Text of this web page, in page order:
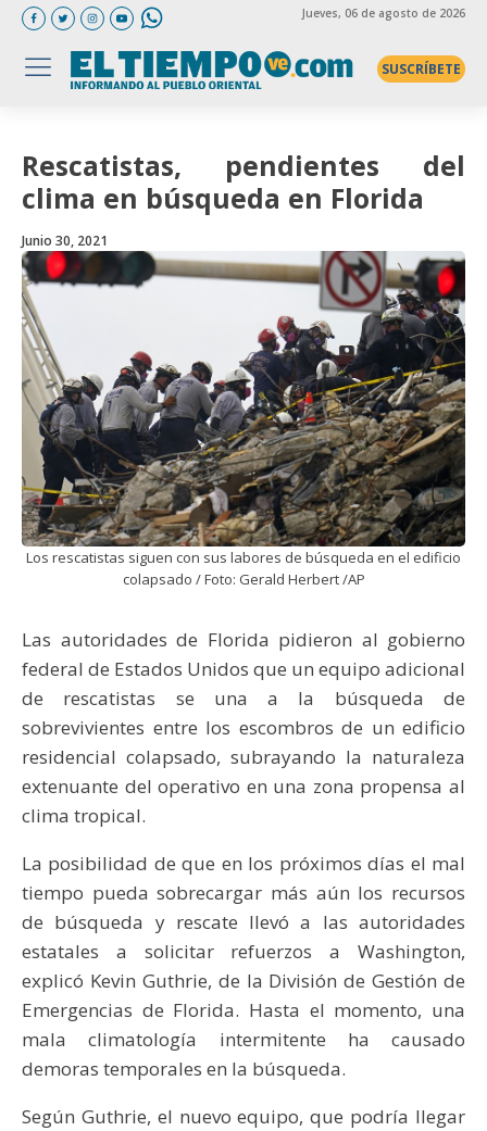
Jueves, 06 de agosto de 2026
SUSCRÍBETE
Rescatistas, pendientes del
clima en búsqueda en Florida
Junio 30, 2021
Los rescatistas siguen con sus labores de búsqueda en el edificio
colapsado / Foto: Gerald Herbert /AP
Las autoridades de Florida pidieron al gobierno
federal de Estados Unidos que un equipo adicional
de rescatistas se una a la búsqueda de
sobrevivientes entre los escombros de un edificio
residencial colapsado, subrayando la naturaleza
extenuante del operativo en una zona propensa al
clima tropical.
La posibilidad de que en los próximos días el mal
tiempo pueda sobrecargar más aún los recursos
de búsqueda y rescate llevó a las autoridades
estatales a solicitar refuerzos a Washington,
explicó Kevin Guthrie, de la División de Gestión de
Emergencias de Florida. Hasta el momento, una
mala climatología intermitente ha causado
demoras temporales en la búsqueda.
Según Guthrie, el nuevo equipo, que podría llegar